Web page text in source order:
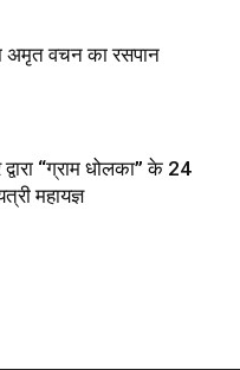
अमृत वचन का रसपान
द्वारा “ग्राम धोलका” के 24
महायज्ञ